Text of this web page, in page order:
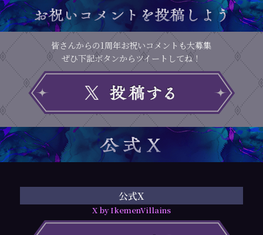
皆さんからの1周年お祝いコメントも大募集
ぜひ下記ボタンからツイートしてね！
公式X
X by IkemenVillains